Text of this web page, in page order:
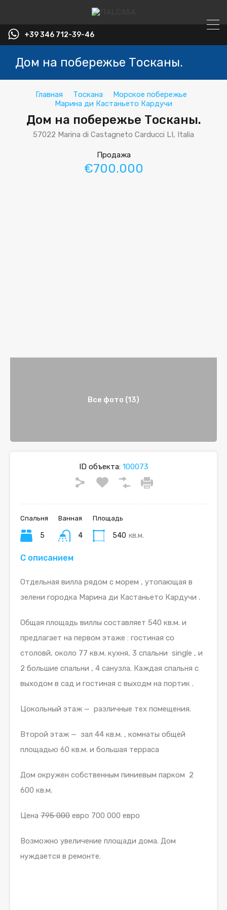
+39 346 712-39-46
Дом на побережье Тосканы.
Главная Тоскана
Морское побережье
Марина ди Кастаньето Кардучи
Дом на побережье Тосканы.
57022 Marina di Castagneto Carducci LI, Italia
Продажа
€700.000
Все фото (13)
ID объекта:100073
Спальня
5
Ванная
4
Площадь
540 кв.м.
С описанием
Отдельная вилла рядом с морем , утопающая в
зелени городка Марина ди Кастаньето Кардучи .
Общая площадь виллы составляет 540 кв.м. и
предлагает на первом этаже : гостиная со
столовй, около 77 кв.м. кухня, 3 спальни single , и
2 большие спальни , 4 санузла. Каждая спальня с
выходом в сад и гостиная с выходм на портик .
Цокольный этаж — различные тех помещения.
Второй этаж — зал 44 кв.м. , комнаты общей
площадью 60 кв.м. и большая терраса
Дом окружен собственным пиниевым парком 2
600 кв.м.
Цена 795 000 евро 700 000 евро
Возможно увеличение площади дома. Дом
нуждается в ремонте.